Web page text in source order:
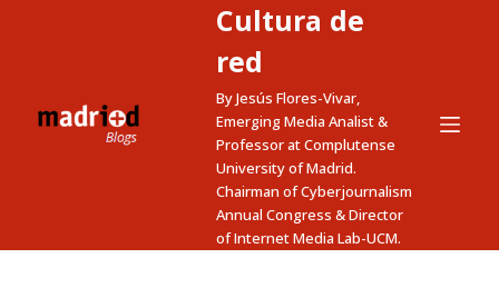
c
Cultura de
red
By Jesús Flores-Vivar,
Emerging Media Analist &
Professor at Complutense
University of Madrid.
Chairman of Cyberjournalism
Annual Congress & Director
of Internet Media Lab-UCM.